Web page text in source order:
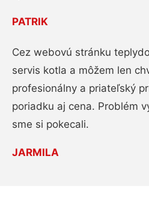
PATRIK
Cez webovú stránku
servis kotla a môžem len
profesionálny a priateľský
poriadku aj cena. Problém
sme si pokecali.
JARMILA